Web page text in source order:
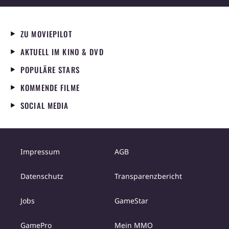
ZU MOVIEPILOT
AKTUELL IM KINO & DVD
POPULÄRE STARS
KOMMENDE FILME
SOCIAL MEDIA
Impressum AGB
Datenschutz Transparenzbericht
Jobs GameStar
GamePro Mein MMO